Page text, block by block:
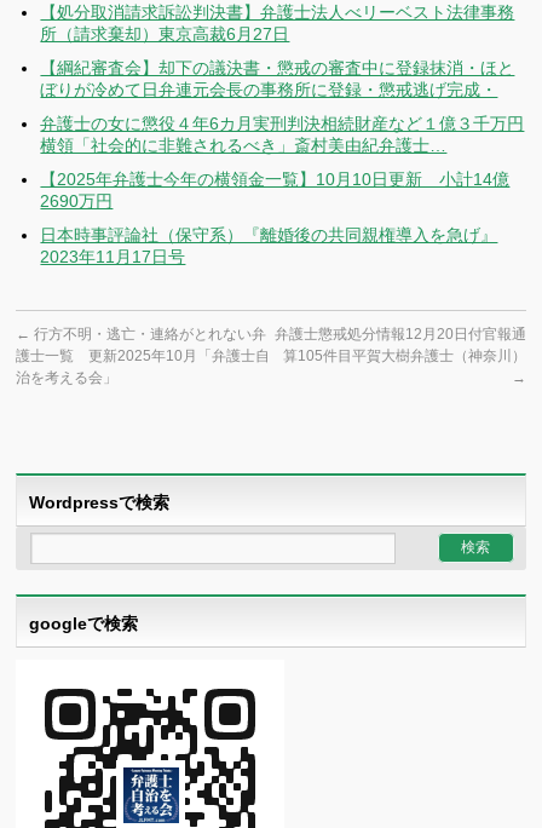
【処分取消請求訴訟判決書】弁護士法人べリーベスト法律事務
所（請求棄却）東京高裁6月27日
【綱紀審査会】却下の議決書・懲戒の審査中に登録抹消・ほと
ぼりが冷めて日弁連元会長の事務所に登録・懲戒逃げ完成・
弁護士の女に懲役４年6カ月実刑判決相続財産など１億３千万円
横領「社会的に非難されるべき」斎村美由紀弁護士…
【2025年弁護士今年の横領金一覧】10月10日更新 小計14億
2690万円
日本時事評論社（保守系）『離婚後の共同親権導入を急げ』
2023年11月17日号
← 行方不明・逃亡・連絡がとれない弁
護士一覧 更新2025年10月「弁護士自
治を考える会」
弁護士懲戒処分情報12月20日付官報通
算105件目平賀大樹弁護士（神奈川）
→
Wordpressで検索
googleで検索